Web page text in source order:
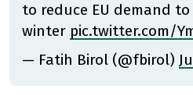
to reduce EU demand
winter pic.twitter.com/
— Fatih Birol (@fbirol)